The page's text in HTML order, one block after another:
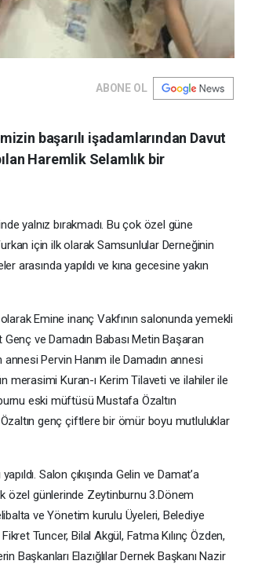
ABONE OL
başarılı işadamlarından Davut
Haremlik Selamlık bir
yalnız bırakmadı. Bu çok özel güne
için ilk olarak Samsunlular Derneğinin
arasında yapıldı ve kına gecesine yakın
Emine inanç Vakfının salonunda yemekli
Genç ve Damadın Babası Metin Başaran
Pervin Hanım ile Damadın annesi
merasimi Kuran-ı Kerim Tilaveti ve ilahiler ile
eski müftüsü Mustafa Özaltın
genç çiftlere bir ömür boyu mutluluklar
Salon çıkışında Gelin ve Damat’a
özel günlerinde Zeytinburnu 3.Dönem
ve Yönetim kurulu Üyeleri, Belediye
Tuncer, Bilal Akgül, Fatma Kılınç Özden,
Başkanları Elazığlılar Dernek Başkanı Nazir